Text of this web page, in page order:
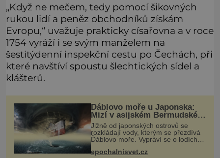
„Když ne mečem, tedy pomocí šikovných
rukou lidí a peněz obchodníků získám
Evropu,“ uvažuje prakticky císařovna a v roce
1754 vyráží i se svým manželem na
šestitýdenní inspekční cestu po Čechách, při
které navštíví spoustu šlechtických sídel a
klášterů.
Ďáblovo moře u Japonska:
Mizí v asijském Bermudském
trojúhelníku lodě ve spárech
neznámé síly?
Jižně od japonských ostrovů se
rozkládají vody, kterým se přezdívá
Ďáblovo moře. Vypráví se o lodích
mizejících beze stopy, podivných
světlech, zrádných proudech i
epochalnisvet.cz